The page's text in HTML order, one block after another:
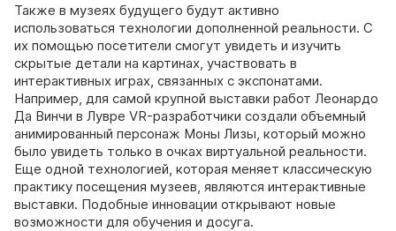
Также в музеях будущего будут активно
использоваться технологии дополненной реальности. С
их помощью посетители смогут увидеть и изучить
скрытые детали на картинах, участвовать в
интерактивных играх, связанных с экспонатами.
Например, для самой крупной выставки работ Леонардо
Да Винчи в Лувре VR-разработчики создали объемный
анимированный персонаж Моны Лизы, который можно
было увидеть только в очках виртуальной реальности.
Еще одной технологией, которая меняет классическую
практику посещения музеев, являются интерактивные
выставки. Подобные инновации открывают новые
возможности для обучения и досуга.